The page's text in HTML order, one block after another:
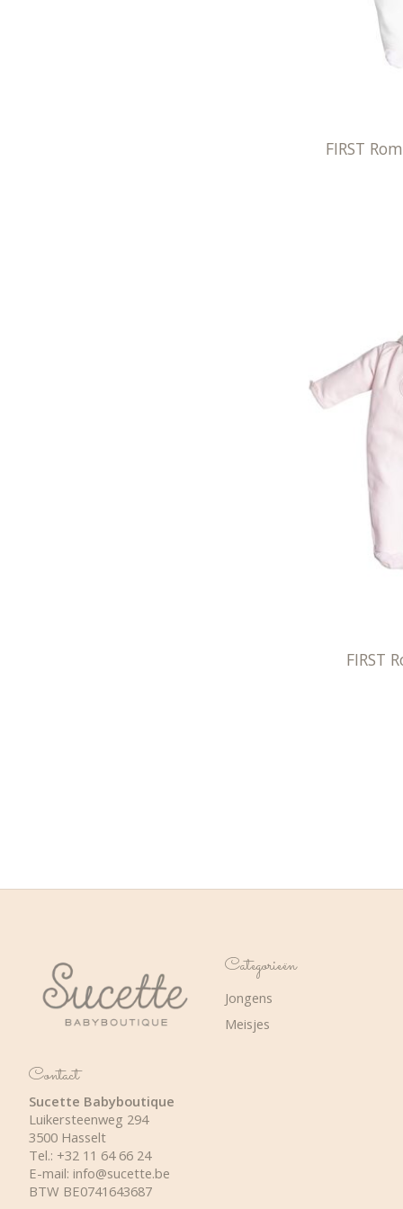
FIRST
FIRST
Contact
Sucette Babyboutique
Luikersteenweg 294
3500 Hasselt
Tel.: +32 11 64 66 24
E-mail: info@sucette.be
BTW BE0741643687
Categorieën
Jongens
Meisjes